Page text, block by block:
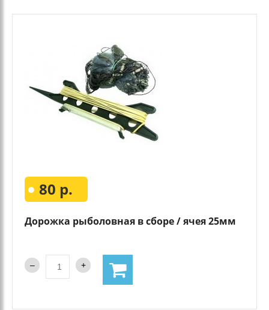
80 р.
Дорожка рыболовная в сборе / ячея 25мм